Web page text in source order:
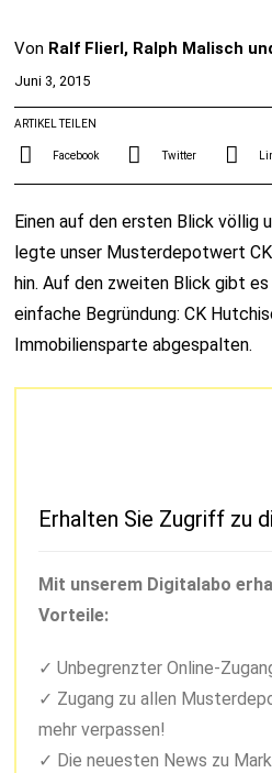
Von Ralf Flierl, Ralph Malisch
Juni 3, 2015
ARTIKEL TEILEN
Facebook Twitter
Einen auf den ersten Blick völlig
legte unser Musterdepotwert
hin. Auf den zweiten Blick gibt
einfache Begründung: CK
Immobiliensparte abgespalten.
Erhalten Sie Zugriff zu
Mit unserem Digitalabo
Vorteile:
Unbegrenzter Online-
Zugang zu allen
mehr verpassen!
Die neuesten News zu